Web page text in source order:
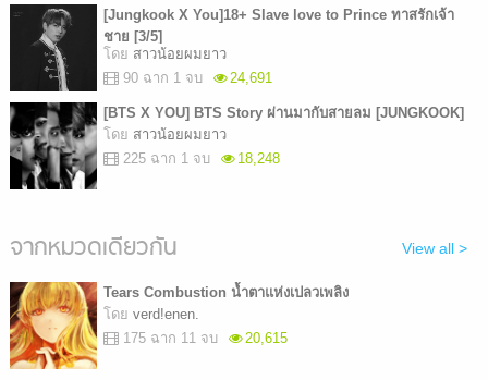
[Jungkook X You]18+ Slave love to Prince ทาสรักเจ้า
ชาย [3/5]
โดย สาวน้อยผมยาว
90 ฉาก 1 จบ
24,691
[BTS X YOU] BTS Story ผ่านมากับสายลม [JUNGKOOK]
โดย สาวน้อยผมยาว
225 ฉาก 1 จบ
18,248
จากหมวดเดียวกัน View all >
Tears Combustion น้ำตาแห่งเปลวเพลิง
โดย verd!enen.
175 ฉาก 11 จบ
20,615